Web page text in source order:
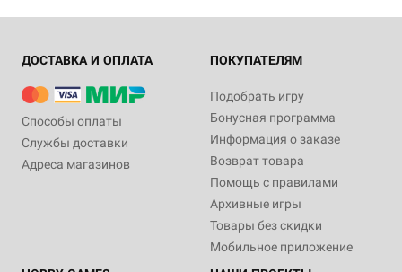
ДОСТАВКА И ОПЛАТА
Способы оплаты
Службы доставки
Адреса магазинов
ПОКУПАТЕЛЯМ
Подобрать игру
Бонусная программа
Информация о заказе
Возврат товара
Помощь с правилами
Архивные игры
Товары без скидки
Мобильное приложение